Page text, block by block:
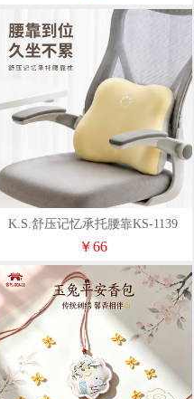
K.S.舒压记忆承托腰靠KS-1139
￥66